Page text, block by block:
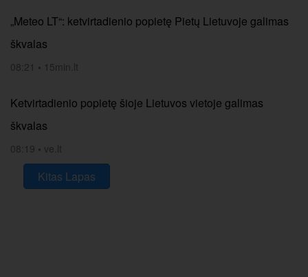
„Meteo LT“: ketvirtadienio popietę Pietų Lietuvoje galimas
škvalas
08:21 • 15min.lt
Ketvirtadienio popietę šioje Lietuvos vietoje galimas
škvalas
08:19 • ve.lt
Kitas Lapas